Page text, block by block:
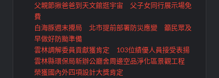
父親節揪爸爸到天文館逛宇宙 父子女同行展示場免
費
白海豚週末攪局 北市提前部署防災應變 籲民眾及
早做好防颱準備
雲林調解委員貢獻獲肯定 103位績優人員接受表揚
雲林縣環保局新辦公廳舍周邊空品淨化區景觀工程
榮獲國內外四項設計大獎肯定